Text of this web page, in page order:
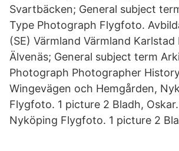
Svartbäcken; General subject
Type Photograph Flygfoto.
(SE) Värmland Värmland Karlstad
Älvenäs; General subject term
Photograph Photographer
Wingevägen och Hemgården,
Flygfoto. 1 picture 2 Bladh,
Nyköping Flygfoto. 1 picture 2